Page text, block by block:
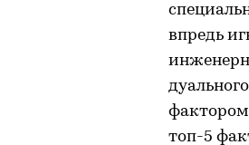
впредь
фактором
топ-5